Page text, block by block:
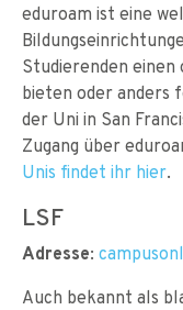
eduroam ist eine
Studierenden einen
bieten oder anders
der Uni in San
Zugang über
Unis findet ihr hier.
LSF
Adresse:
Auch bekannt als